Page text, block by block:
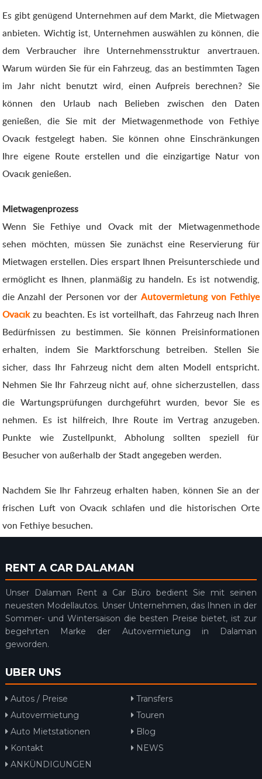
Es gibt genügend Unternehmen auf dem Markt, die Mietwagen
anbieten. Wichtig ist, Unternehmen auswählen zu können, die
dem Verbraucher ihre Unternehmensstruktur anvertrauen.
Warum würden Sie für ein Fahrzeug, das an bestimmten Tagen
im Jahr nicht benutzt wird, einen Aufpreis berechnen? Sie
können den Urlaub nach Belieben zwischen den Daten
genießen, die Sie mit der Mietwagenmethode von Fethiye
Ovacık festgelegt haben. Sie können ohne Einschränkungen
Ihre eigene Route erstellen und die einzigartige Natur von
Ovacık genießen.
Mietwagenprozess
Wenn Sie Fethiye und Ovack mit der Mietwagenmethode
sehen möchten, müssen Sie zunächst eine Reservierung für
Mietwagen erstellen. Dies erspart Ihnen Preisunterschiede und
ermöglicht es Ihnen, planmäßig zu handeln. Es ist notwendig,
die Anzahl der Personen vor der Autovermietung von Fethiye
Ovacıkzu beachten. Es ist vorteilhaft, das Fahrzeug nach Ihren
Bedürfnissen zu bestimmen. Sie können Preisinformationen
erhalten, indem Sie Marktforschung betreiben. Stellen Sie
sicher, dass Ihr Fahrzeug nicht dem alten Modell entspricht.
Nehmen Sie Ihr Fahrzeug nicht auf, ohne sicherzustellen, dass
die Wartungsprüfungen durchgeführt wurden, bevor Sie es
nehmen. Es ist hilfreich, Ihre Route im Vertrag anzugeben.
Punkte wie Zustellpunkt, Abholung sollten speziell für
Besucher von außerhalb der Stadt angegeben werden.
Nachdem Sie Ihr Fahrzeug erhalten haben, können Sie an der
frischen Luft von Ovacık schlafen und die historischen Orte
von Fethiye besuchen.
RENT A CAR DALAMAN
Unser Dalaman Rent a Car Büro bedient Sie mit seinen
neuesten Modellautos. Unser Unternehmen, das Ihnen in der
Sommer- und Wintersaison die besten Preise bietet, ist zur
begehrten Marke der Autovermietung in Dalaman
geworden.
UBER UNS
Autos / Preise
Transfers
Autovermietung
Touren
Auto Mietstationen
Blog
Kontakt
NEWS
ANKÜNDIGUNGEN